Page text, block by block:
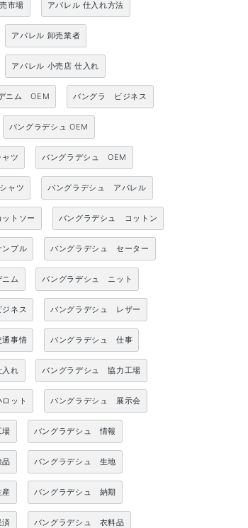
市場 アパレル 仕入れ方法
アパレル 卸売業者
アパレル 小売店 仕入れ
ニム OEM バングラ ビジネス
バングラデシュ OEM
ツ バングラデシュ OEM
ャツ バングラデシュ アパレル
トソー バングラデシュ コットン
プル バングラデシュ セーター
ム バングラデシュ ニット
ネス バングラデシュ レザー
事情 バングラデシュ 仕事
れ バングラデシュ 協力工場
ット バングラデシュ 展示会
バングラデシュ 情報
バングラデシュ 生地
バングラデシュ 納期
バングラデシュ 衣料品